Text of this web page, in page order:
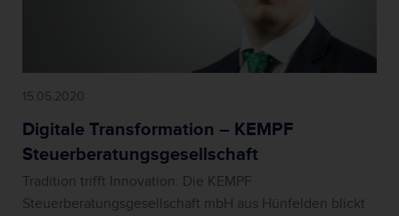
15.05.2020
Digitale Transformation – KEMPF
Steuerberatungsgesellschaft
Tradition trifft Innovation: Die KEMPF
Steuerberatungsgesellschaft mbH aus Hünfelden blickt